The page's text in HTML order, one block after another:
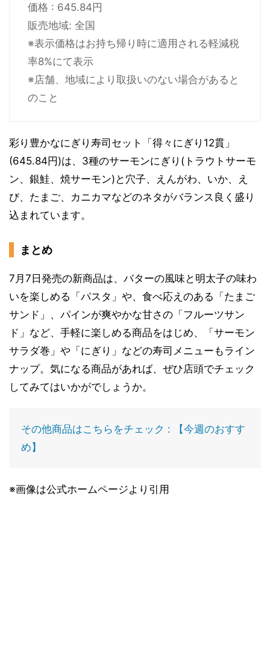
価格 : 645.84円
販売地域: 全国
※表示価格はお持ち帰り時に適用される軽減税
率8%にて表示
※店舗、地域により取扱いのない場合があると
のこと
彩り豊かなにぎり寿司セット「得々にぎり12貫」
(645.84円)は、3種のサーモンにぎり(トラウトサーモ
ン、銀鮭、焼サーモン)と穴子、えんがわ、いか、え
び、たまご、カニカマなどのネタがバランス良く盛り
込まれています。
まとめ
7月7日発売の新商品は、バターの風味と明太子の味わ
いを楽しめる「パスタ」や、食べ応えのある「たまご
サンド」、パインが爽やかな甘さの「フルーツサン
ド」など、手軽に楽しめる商品をはじめ、「サーモン
サラダ巻」や「にぎり」などの寿司メニューもライン
ナップ。気になる商品があれば、ぜひ店頭でチェック
してみてはいかがでしょうか。
その他商品はこちらをチェック : 【今週のおすす
め】
※画像は公式ホームページより引用